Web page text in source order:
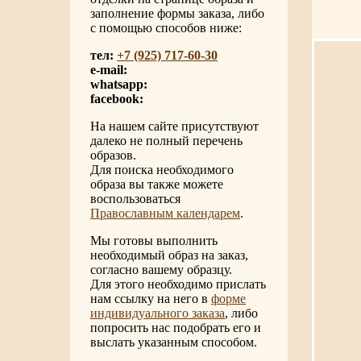
заполнение формы заказа, либо
с помощью способов ниже:
тел: +7 (925) 717-60-30
e-mail:
whatsapp:
facebook:
На нашем сайте присутствуют
далеко не полный перечень
образов.
Для поиска необходимого
образа вы также можете
воспользоваться
Православным календарем.
Мы готовы выполнить
необходимый образ на заказ,
согласно вашему образцу.
Для этого необходимо прислать
нам ссылку на него в форме
индивидуального заказа, либо
попросить нас подобрать его и
выслать указанным способом.